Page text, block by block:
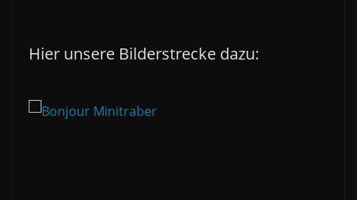
Hier unsere Bilderstrecke dazu: